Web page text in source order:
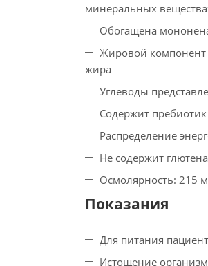
минеральных
Обогащена
Жировой компонент
жира
Углеводы
Содержит
Распределение
Не содержит
Осмолярность: 215
Показания
Для питания
Истощение